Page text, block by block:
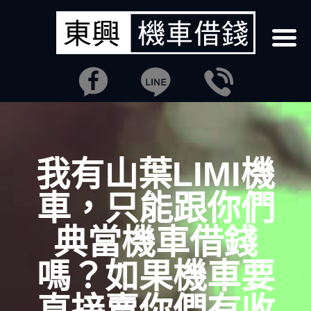
我有山葉LIMI機
車，只能跟你們
典當機車借錢
嗎？如果機車要